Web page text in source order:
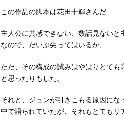
この作品の脚本は花田十輝さんだ
主人公に共感できない、数話見ないと
なので、だいぶ尖ってはいるが、
ただ、その構成の試みはやはりとても
と思ったりもした。
それと、ジュンが引きこもる原因に
中で語られていたが、それもとてもリ